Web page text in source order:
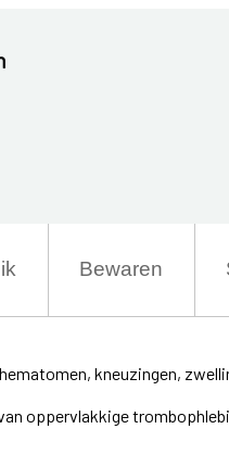
Bewaren
kneuzingen,
oppervlakkige